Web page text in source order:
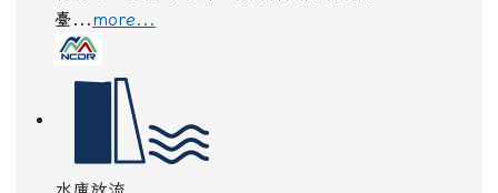
2026-08-09, 13:17
水利署訊西濱N066K站已無警戒 (新竹縣新豐鄉)降
雨已趨緩， 但仍建請即時注意淹水通報及應變，低